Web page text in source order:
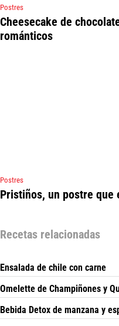
Postres
Cheesecake de
románticos
Postres
Pristiños, un postre que
Recetas relacionadas
Ensalada de chile con carne
Omelette de Champiñones y
Bebida Detox de manzana y